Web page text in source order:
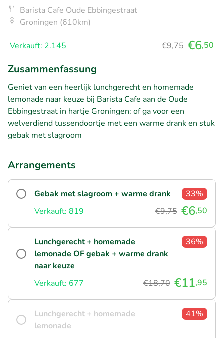
Barista Cafe Oude Ebbingestraat
Groningen (610km)
Verkauft: 2.145 €9,75 €6,50
Zusammenfassung
Geniet van een heerlijk lunchgerecht en homemade
lemonade naar keuze bij Barista Cafe aan de Oude
Ebbingestraat in hartje Groningen: of ga voor een
welverdiend tussendoortje met een warme drank en stuk
gebak met slagroom
Arrangements
Gebak met slagroom + warme drank
33%
Verkauft: 819
€9,75 €6,50
Lunchgerecht + homemade
lemonade OF gebak + warme drank
naar keuze
36%
Verkauft: 677 €18,70 €11,95
Lunchgerecht + homemade
lemonade
41%